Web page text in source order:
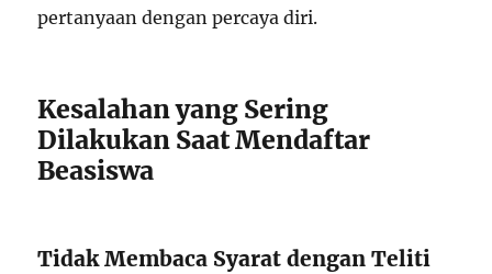
pertanyaan dengan percaya diri.
Kesalahan yang Sering
Dilakukan Saat Mendaftar
Beasiswa
Tidak Membaca Syarat dengan Teliti